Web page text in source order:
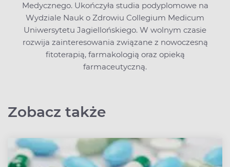
Medycznego. Ukończyła studia podyplomowe na
Wydziale Nauk o Zdrowiu Collegium Medicum
Uniwersytetu Jagiellońskiego. W wolnym czasie
rozwija zainteresowania związane z nowoczesną
fitoterapią, farmakologią oraz opieką
farmaceutyczną.
Zobacz także